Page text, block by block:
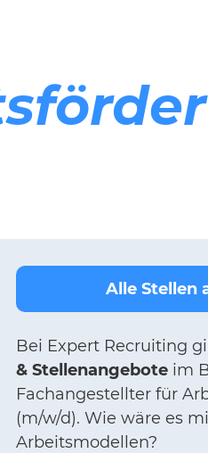
Alle Stellen
Bei Expert Recruiting
& Stellenangeboteim
Fachangestellter für
(m/w/d). Wie wäre es
Arbeitsmodellen?